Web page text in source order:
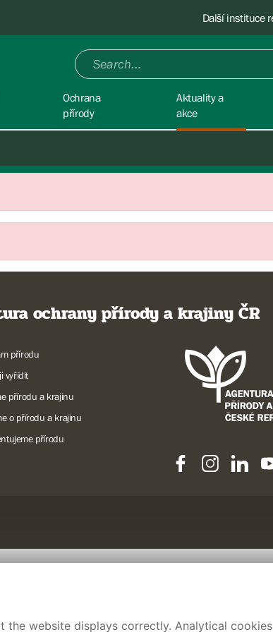
Další instituce
Ochrana
přírody
Aktuality a
akce
ochrany přírody a krajiny ČR
přírodu
vyřídit
přírodu a krajinu
o přírodu a krajinu
přírodu
website displays correctly. Analytical